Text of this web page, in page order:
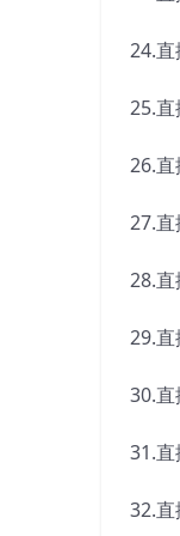
24.
25.
26.
27.
28.
29.
30.
31.
32.